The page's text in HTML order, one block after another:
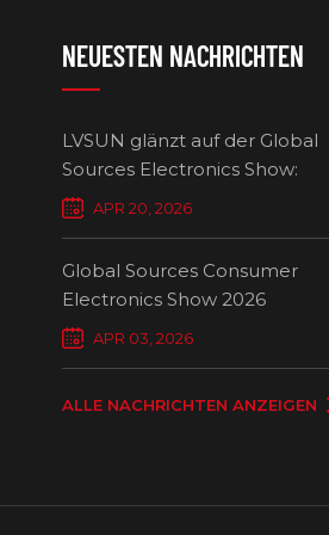
NEUESTEN NACHRICHTEN
LVSUN glänzt auf der Global
Sources Electronics Show:
Mehrfach-Ladegeräte setzen
Maßstäbe für intelligentes
APR 20, 2026
Global Sources Consumer
Electronics Show 2026
APR 03, 2026
ALLE NACHRICHTEN ANZEIGEN